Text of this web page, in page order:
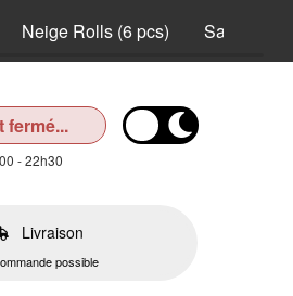
Neige Rolls (6 pcs) Saumon
- 22h30
Livraison
possible